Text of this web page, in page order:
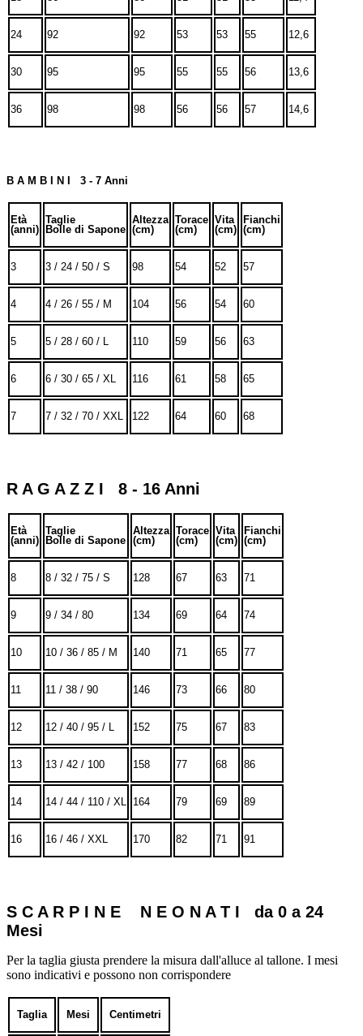
24 92 92 53 53 55 12,6
30 95 95 55 55 56 13,6
36 98 98 56 56 57 14,6
B A M B I N I 3 - 7 Anni
Età
(anni)
Taglie
Bolle di Sapone
Altezza
(cm)
Torace
(cm)
Vita
(cm)
Fianchi
(cm)
3 3 / 24 / 50 / S 98 54 52 57
4 4 / 26 / 55 / M 104 56 54 60
5 5 / 28 / 60 / L 110 59 56 63
6 6 / 30 / 65 / XL 116 61 58 65
7 7 / 32 / 70 / XXL 122 64 60 68
R A G A Z Z I 8 - 16 Anni
Età
(anni)
Taglie
Bolle di Sapone
Altezza
(cm)
Torace
(cm)
Vita
(cm)
Fianchi
(cm)
8 8 / 32 / 75 / S 128 67 63 71
9 9 / 34 / 80 134 69 64 74
10 10 / 36 / 85 / M 140 71 65 77
11 11 / 38 / 90 146 73 66 80
12 12 / 40 / 95 / L 152 75 67 83
13 13 / 42 / 100 158 77 68 86
14 14 / 44 / 110 / XL 164 79 69 89
16 16 / 46 / XXL 170 82 71 91
S C A R P I N E N E O N A T I da 0 a 24
Mesi
Per la taglia giusta prendere la misura dall'alluce al tallone. I mesi
sono indicativi e possono non corrispondere
Taglia Mesi Centimetri